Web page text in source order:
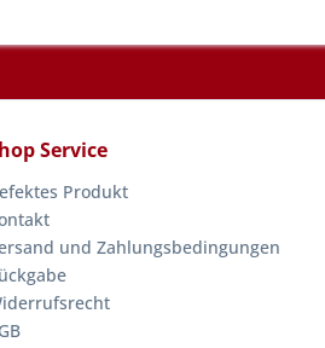
Service
Produkt
und Zahlungsbedingungen